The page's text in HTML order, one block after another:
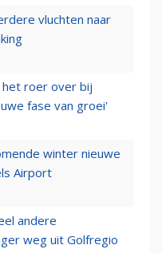
vluchten naar
het roer over bij
fase van groei'
winter nieuwe
Airport
andere
weg uit Golfregio